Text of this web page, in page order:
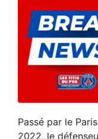
Passé par le
2022, le